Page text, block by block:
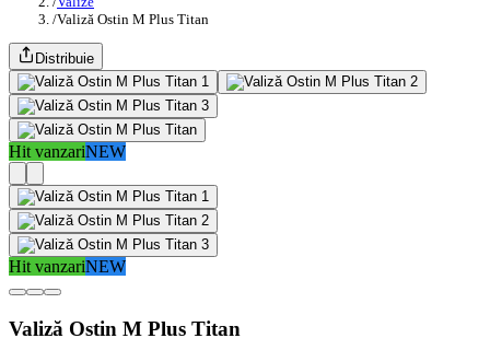
/Valiză Ostin M Plus Titan
Distribuie
Hit vanzariNEW
Hit vanzariNEW
Valiză Ostin M Plus Titan